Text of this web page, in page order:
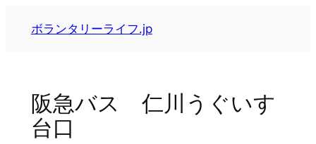
ボランタリーライフ.jp
阪急バス 仁川うぐいす
台口